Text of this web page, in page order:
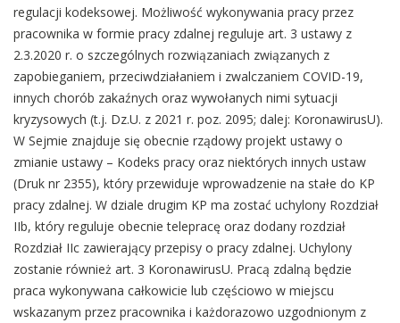
regulacji kodeksowej. Możliwość wykonywania pracy przez
pracownika w formie pracy zdalnej reguluje art. 3 ustawy z
2.3.2020 r. o szczególnych rozwiązaniach związanych z
zapobieganiem, przeciwdziałaniem i zwalczaniem COVID-19,
innych chorób zakaźnych oraz wywołanych nimi sytuacji
kryzysowych (t.j. Dz.U. z 2021 r. poz. 2095; dalej: KoronawirusU).
W Sejmie znajduje się obecnie rządowy projekt ustawy o
zmianie ustawy – Kodeks pracy oraz niektórych innych ustaw
(Druk nr 2355), który przewiduje wprowadzenie na stałe do KP
pracy zdalnej. W dziale drugim KP ma zostać uchylony Rozdział
IIb, który reguluje obecnie telepracę oraz dodany rozdział
Rozdział IIc zawierający przepisy o pracy zdalnej. Uchylony
zostanie również art. 3 KoronawirusU. Pracą zdalną będzie
praca wykonywana całkowicie lub częściowo w miejscu
wskazanym przez pracownika i każdorazowo uzgodnionym z